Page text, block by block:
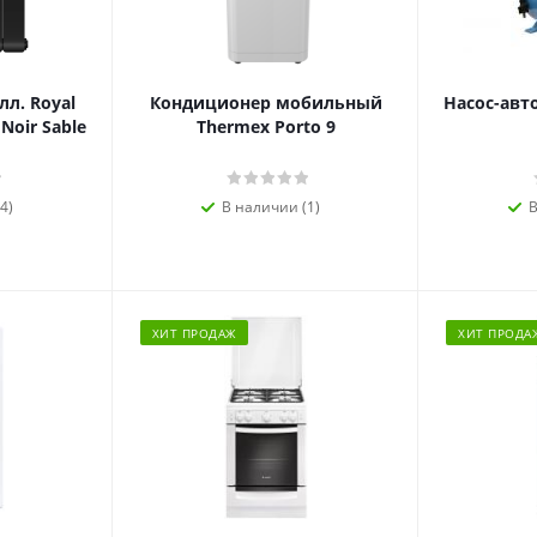
Royal
Sable
Кондиционер мобильный
Thermex Porto 9
В наличии (1)
Насос-
ХИТ ПРОДАЖ ХИТ